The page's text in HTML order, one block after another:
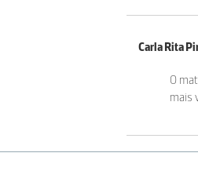
Carla Rita
O
mais